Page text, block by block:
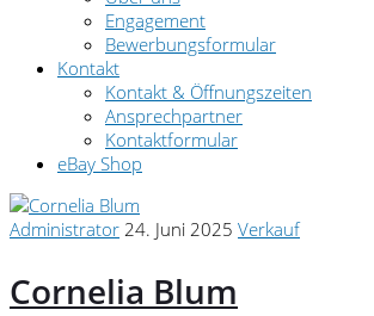
Engagement
Bewerbungsformular
Kontakt
Kontakt & Öffnungszeiten
Ansprechpartner
Kontaktformular
eBay Shop
Administrator 24. Juni 2025 Verkauf
Cornelia Blum